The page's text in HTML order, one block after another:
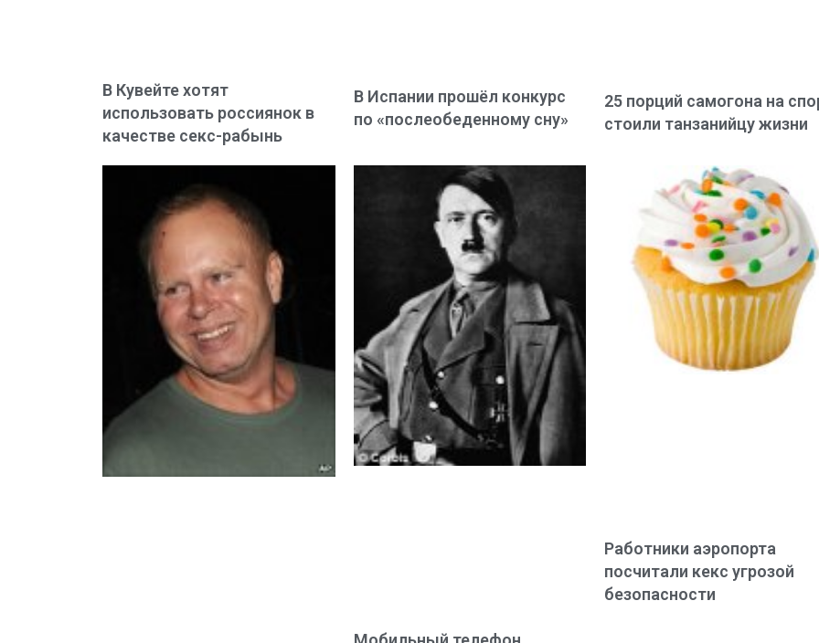
В Кувейте хотят
использовать россиянок в
качестве секс-рабынь
В Испании прошёл конкурс
по «послеобеденному сну»
25 порций самогона на
стоили танзанийцу жизни
Работники аэропорта
посчитали кекс угрозой
безопасности